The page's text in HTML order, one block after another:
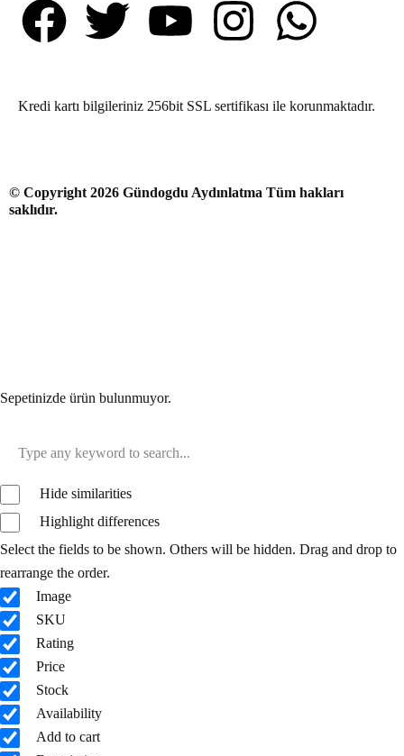
Kredi kartı bilgileriniz 256bit SSL sertifikası ile korunmaktadır.
© Copyright 2026 Gündogdu Aydınlatma Tüm hakları
saklıdır.
Sepetinizde ürün bulunmuyor.
Hide similarities
Highlight differences
Select the fields to be shown. Others will be hidden. Drag and drop to
rearrange the order.
Image
SKU
Rating
Price
Stock
Availability
Add to cart